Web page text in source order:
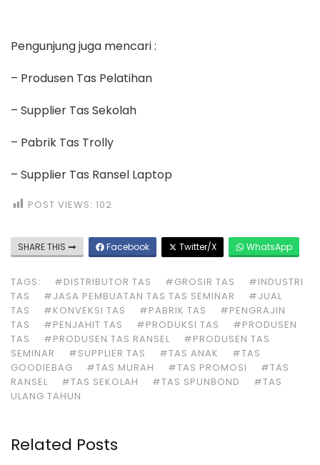
Pengunjung juga mencari :
– Produsen Tas Pelatihan
– Supplier Tas Sekolah
– Pabrik Tas Trolly
– Supplier Tas Ransel Laptop
POST VIEWS: 102
SHARE THIS Facebook Twitter/X WhatsApp
TAGS: #DISTRIBUTOR TAS #GROSIR TAS
#INDUSTRI
TAS
#JASA PEMBUATAN TAS TAS SEMINAR
#JUAL
TAS
#KONVEKSI TAS #PABRIK TAS
#PENGRAJIN
TAS
#PENJAHIT TAS #PRODUKSI TAS
#PRODUSEN
TAS
#PRODUSEN TAS RANSEL
#PRODUSEN TAS
SEMINAR
#SUPPLIER TAS #TAS ANAK
#TAS
GOODIEBAG
#TAS MURAH #TAS PROMOSI
#TAS
RANSEL
#TAS SEKOLAH #TAS SPUNBOND
#TAS
ULANG TAHUN
Related Posts